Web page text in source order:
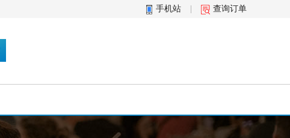
手机站 查询订单